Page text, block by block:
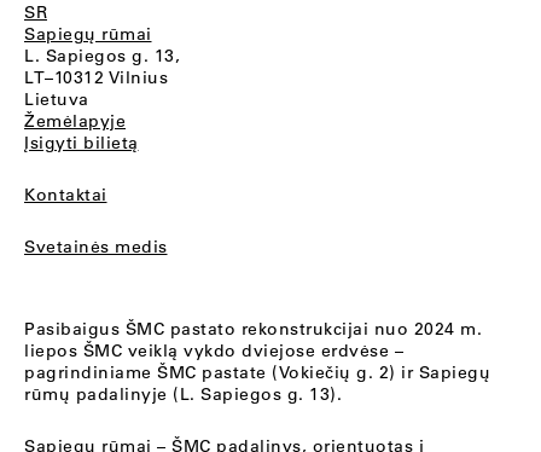
SR
Sapiegų rūmai
L. Sapiegos g. 13,
LT–10312 Vilnius
Lietuva
Žemėlapyje
Įsigyti bilietą
Kontaktai
Svetainės medis
Pasibaigus ŠMC pastato rekonstrukcijai nuo 2024 m.
liepos ŠMC veiklą vykdo dviejose erdvėse –
pagrindiniame ŠMC pastate (Vokiečių g. 2) ir Sapiegų
rūmų padalinyje (L. Sapiegos g. 13).
Sapiegų rūmai – ŠMC padalinys, orientuotas į